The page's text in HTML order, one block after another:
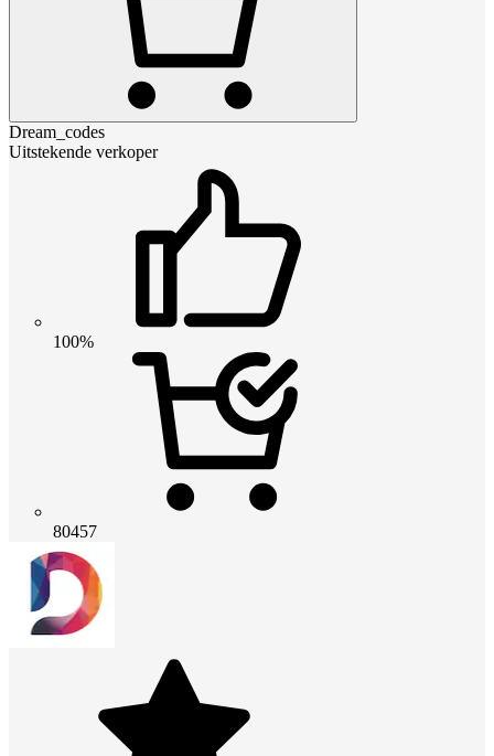
Dream_codes
Uitstekende verkoper
100%
80457